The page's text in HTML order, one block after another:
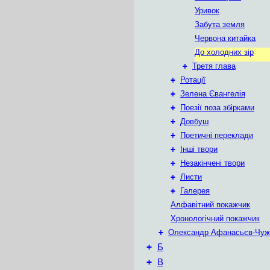
Уривок
Забута земля
Червона китайка
До холодних зір
+ Третя глава
+
Ротації
+ Зелена Євангелія
+
Поезії поза збірками
+ Довбуш
+
Поетичні переклади
+
Інші твори
+
Незакінчені твори
+ Листи
+
Галерея
Алфавітний покажчик
Хронологічний покажчик
+ Олександр Афанасьєв-
+ Б
+ В